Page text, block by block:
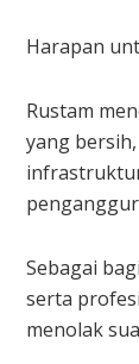
Harapan
Rustam
yang
Sebagai
serta
menolak